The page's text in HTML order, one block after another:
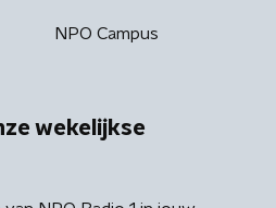
NPO Campus
wekelijkse